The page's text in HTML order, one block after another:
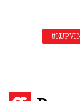
#KUP